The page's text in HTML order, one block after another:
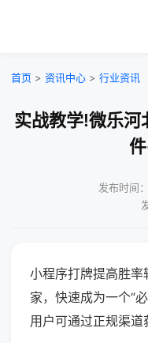
首页 > 资讯中心 > 行业资讯
实战教学!微乐河
发布时间
小程序打牌提高胜
家，快速成为一个“
用户可通过正规渠道